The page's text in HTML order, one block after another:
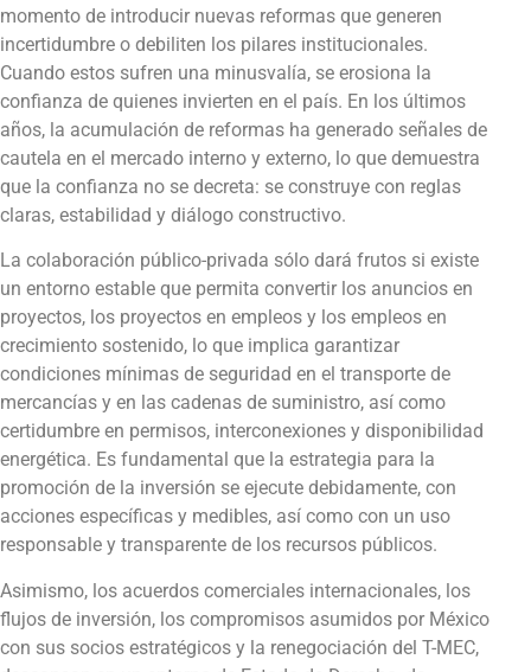
momento de introducir nuevas reformas que generen
incertidumbre o debiliten los pilares institucionales.
Cuando estos sufren una minusvalía, se erosiona la
confianza de quienes invierten en el país. En los últimos
años, la acumulación de reformas ha generado señales de
cautela en el mercado interno y externo, lo que demuestra
que la confianza no se decreta: se construye con reglas
claras, estabilidad y diálogo constructivo.
La colaboración público-privada sólo dará frutos si existe
un entorno estable que permita convertir los anuncios en
proyectos, los proyectos en empleos y los empleos en
crecimiento sostenido, lo que implica garantizar
condiciones mínimas de seguridad en el transporte de
mercancías y en las cadenas de suministro, así como
certidumbre en permisos, interconexiones y disponibilidad
energética. Es fundamental que la estrategia para la
promoción de la inversión se ejecute debidamente, con
acciones específicas y medibles, así como con un uso
responsable y transparente de los recursos públicos.
Asimismo, los acuerdos comerciales internacionales, los
flujos de inversión, los compromisos asumidos por México
con sus socios estratégicos y la renegociación del T-MEC,